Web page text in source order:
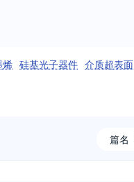
烯 硅基光子器件 介质超表面